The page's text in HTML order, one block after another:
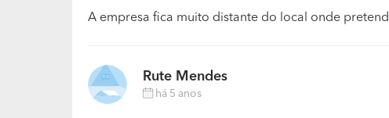
A empresa fica muito distante do local onde
Rute Mendes
há 5 anos